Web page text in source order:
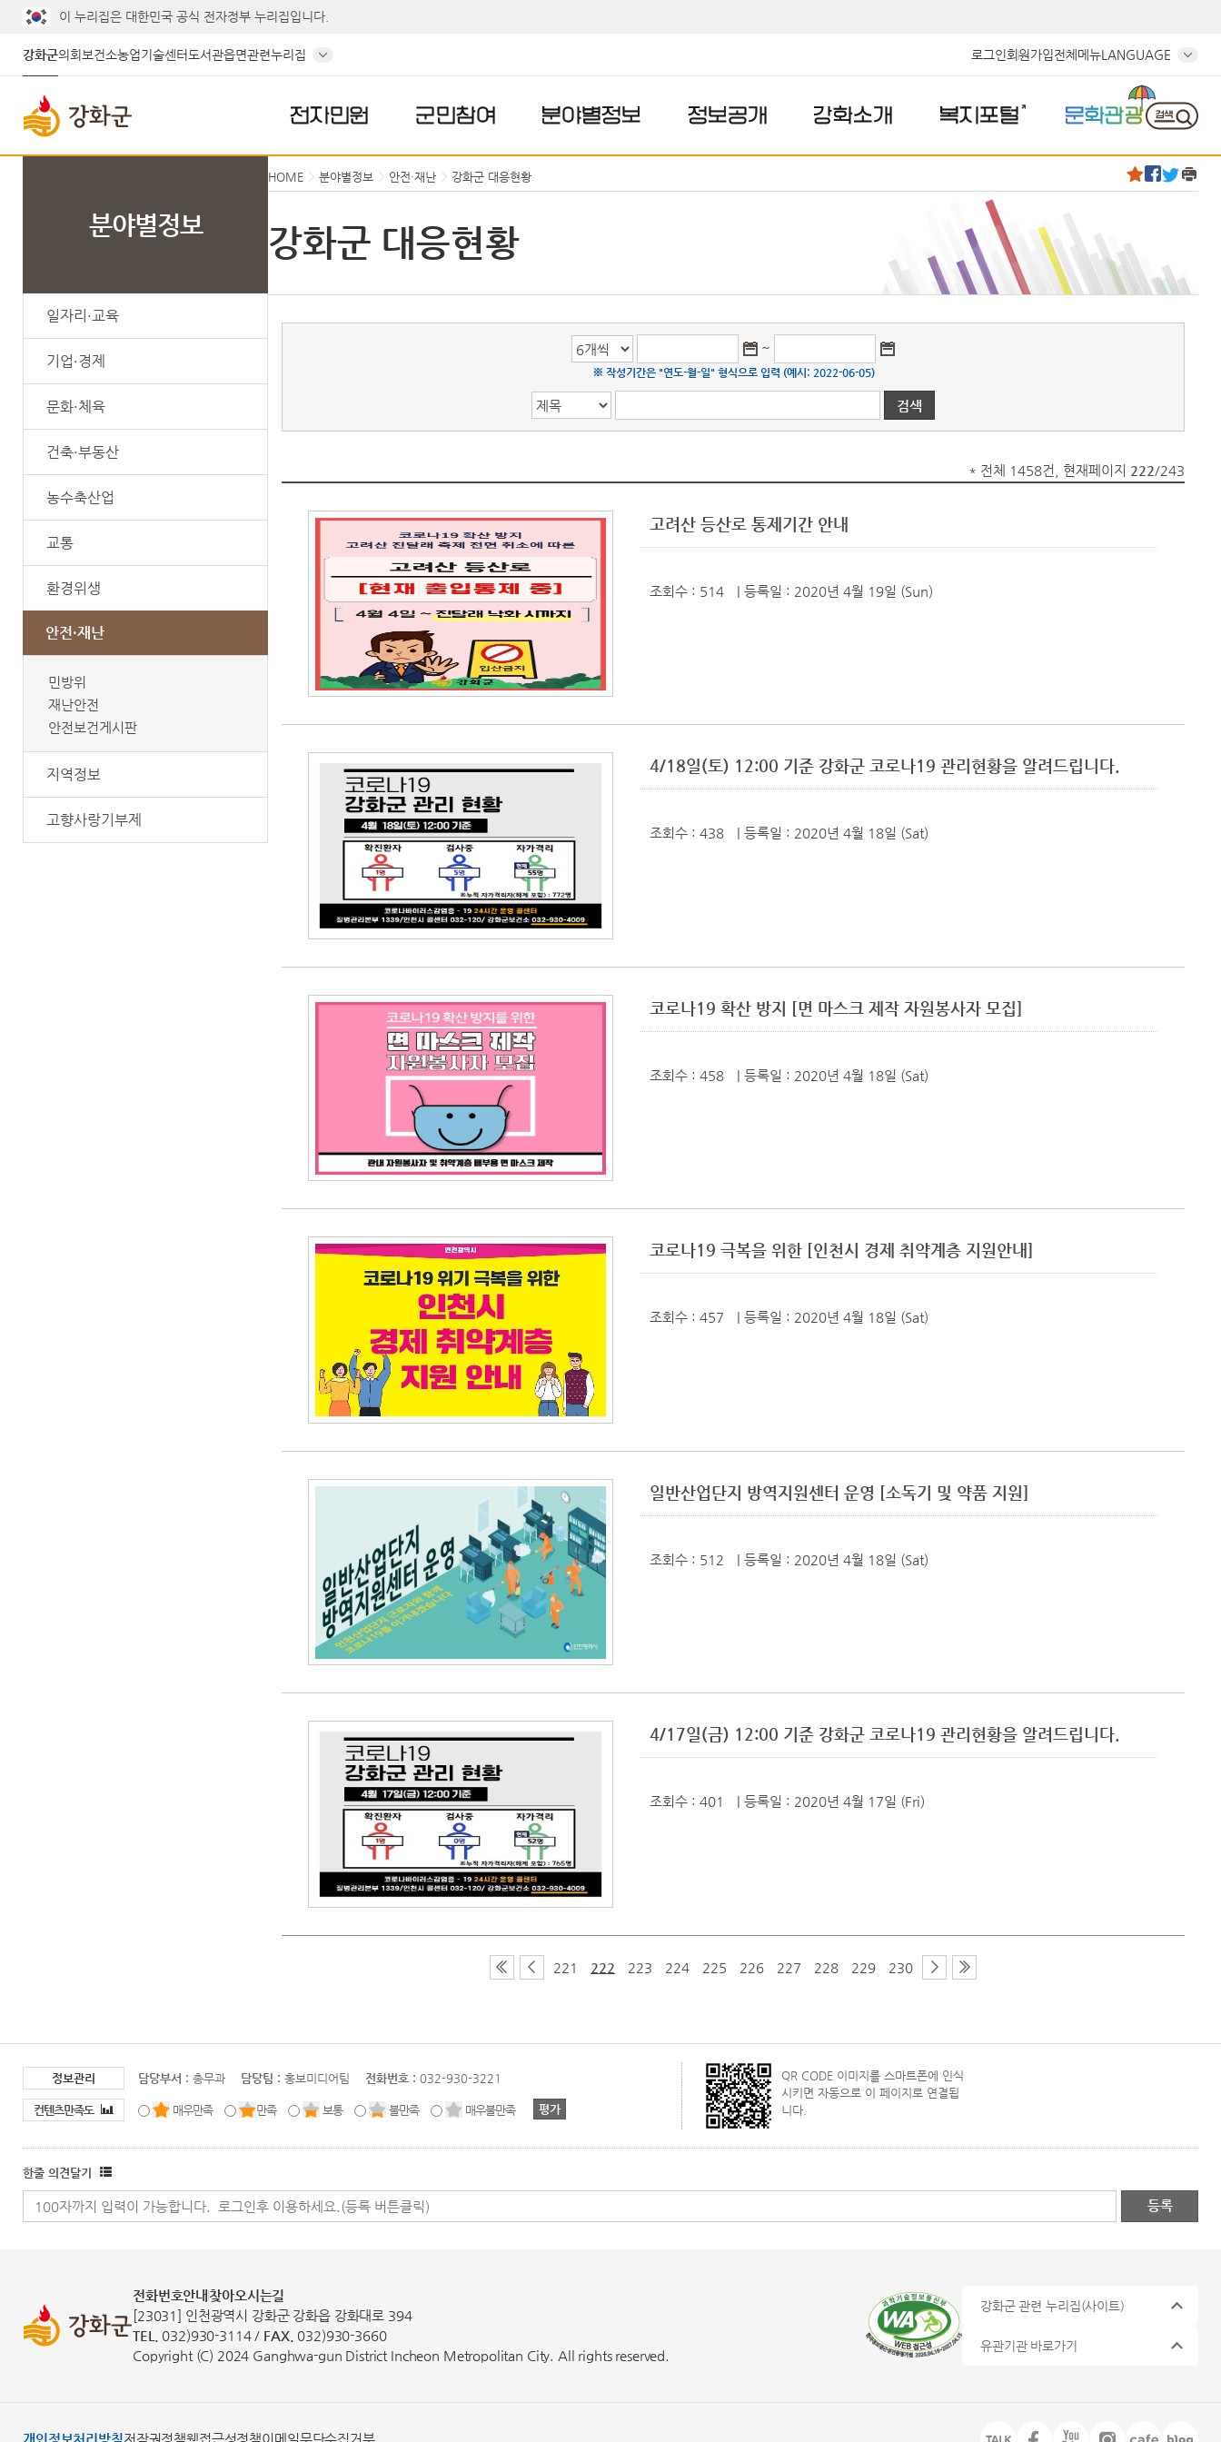
이 누리집은 대한민국 공식 전자정부 누리집입니다.
강화군의회 보건소농업기술센터 도서관읍면관련누리집 로그인 회원가입전체메뉴LANGUAGE
전자민원 군민참여 분야별정보 정보공개 강화소개 복지포털 문화관광
분야별정보
일자리·교육
기업·경제
문화·체육
건축·부동산
농수축산업
교통
환경위생
안전·재난
민방위
재난안전
안전보건게시판
지역정보
고향사랑기부제
HOME 분야별정보 안전·재난 강화군 대응현황
강화군 대응현황
게시글의 제목, 작성자, 내용으로 검색하세요.
~
※ 작성기간은 "연도-월-일" 형식으로 입력 (예시: 2022-06-05)
* 전체 1458건, 현재페이지 222/243
고려산 등산로 통제기간 안내
조회수 : 514 | 등록일 : 2020년 4월 19일 (Sun)
4/18일(토) 12:00 기준 강화군 코로나19 관리현황을 알려드립니다.
조회수 : 438 | 등록일 : 2020년 4월 18일 (Sat)
코로나19 확산 방지 [면 마스크 제작 자원봉사자 모집]
조회수 : 458 | 등록일 : 2020년 4월 18일 (Sat)
코로나19 극복을 위한 [인천시 경제 취약계층 지원안내]
조회수 : 457 | 등록일 : 2020년 4월 18일 (Sat)
일반산업단지 방역지원센터 운영 [소독기 및 약품 지원]
조회수 : 512 | 등록일 : 2020년 4월 18일 (Sat)
4/17일(금) 12:00 기준 강화군 코로나19 관리현황을 알려드립니다.
조회수 : 401 | 등록일 : 2020년 4월 17일 (Fri)
221 222 223 224 225 226 227 228 229 230
정보관리 담당부서 : 총무과 담당팀 : 홍보미디어팀 전화번호 : 032-930-3221
컨텐츠만족도 매우만족 만족 보통 불만족 매우불만족
QR CODE 이미지를 스마트폰에 인식
시키면 자동으로 이 페이지로 연결됩
니다.
한줄 의견달기
전화번호안내찾아오시는길
[23031] 인천광역시 강화군 강화읍 강화대로 394
TEL.
032)930-3114 / FAX. 032)930-3660
Copyright (C) 2024 Ganghwa-gun District Incheon Metropolitan City. All rights reserved.
강화군 관련 누리집(사이트)
유관기관 바로가기
개인정보처리방침저작권정책웹접근성정책이메일무단수집거부